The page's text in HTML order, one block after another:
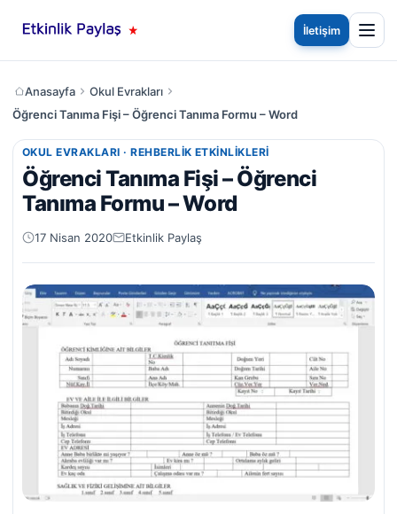
İletişim
Anasayfa
Okul Evrakları
Öğrenci Tanıma Fişi – Öğrenci Tanıma Formu – Word
OKUL EVRAKLARI · REHBERLIK ETKINLIKLERI
Öğrenci Tanıma Fişi – Öğrenci
Tanıma Formu – Word
17 Nisan 2020 Etkinlik Paylaş